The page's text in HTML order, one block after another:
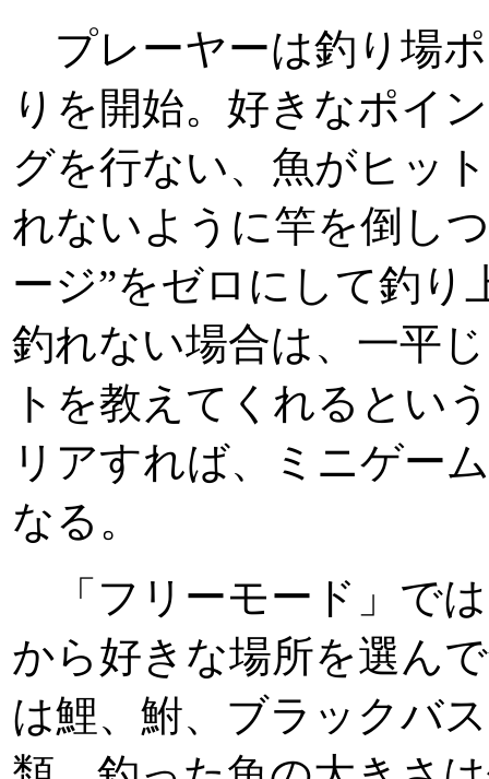
プレーヤーは釣り場
りを開始。好きなポイ
グを行ない、魚がヒッ
れないように竿を倒し
ージ”をゼロにして釣り
釣れない場合は、一平
トを教えてくれるとい
リアすれば、ミニゲー
なる。
「フリーモード」で
から好きな場所を選ん
は鯉、鮒、ブラックバ